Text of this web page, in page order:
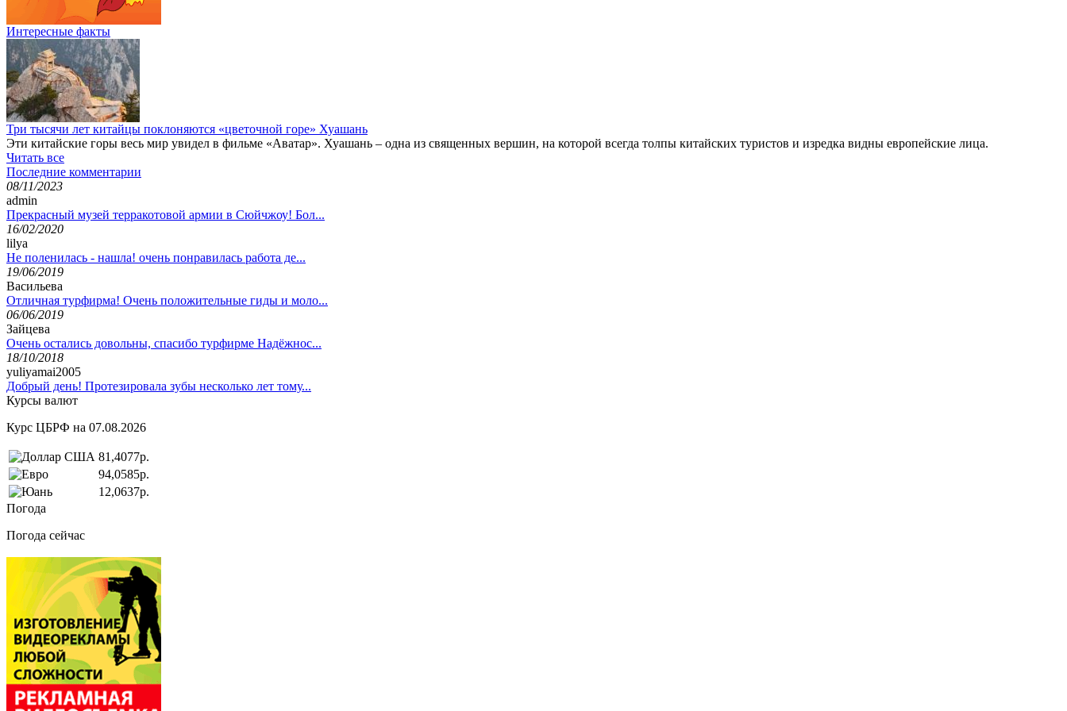
Интересные факты
Три тысячи лет китайцы поклоняются «цветочной горе» Хуашань
Эти китайские горы весь мир увидел в фильме «Аватар». Хуашань – одна из священных вершин, на которой всегда толпы китайских туристов и изредка видны европейские лица.
Читать все
Последние комментарии
08/11/2023
admin
Прекрасный музей терракотовой армии в Сюйчжоу! Бол...
16/02/2020
lilya
Не поленилась - нашла! очень понравилась работа де...
19/06/2019
Васильева
Отличная турфирма! Очень положительные гиды и моло...
06/06/2019
Зайцева
Очень остались довольны, спасибо турфирме Надёжнос...
18/10/2018
yuliyamai2005
Добрый день! Протезировала зубы несколько лет тому...
Курсы валют
Курс ЦБРФ на 07.08.2026
81,4077р.
94,0585р.
12,0637р.
Погода
Погода сейчас